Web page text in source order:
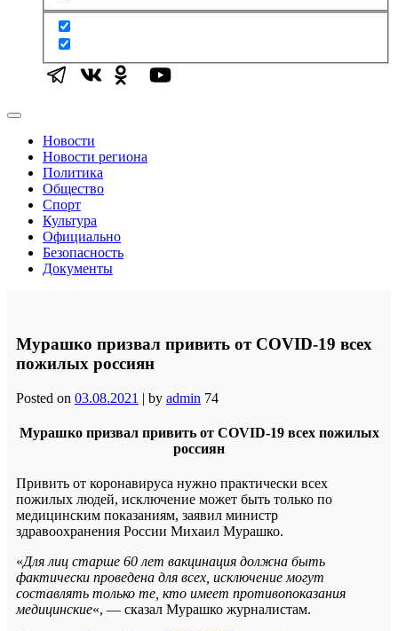
Новости
Новости региона
Политика
Общество
Спорт
Культура
Официально
Безопасность
Документы
Мурашко призвал привить от COVID-19 всех
пожилых россиян
Posted on 03.08.2021 | by admin 74
Мурашко призвал привить от COVID-19 всех пожилых
россиян
Привить от коронавируса нужно практически всех
пожилых людей, исключение может быть только по
медицинским показаниям, заявил министр
здравоохранения России Михаил Мурашко.
«Для лиц старше 60 лет вакцинация должна быть
фактически проведена для всех, исключение могут
составлять только те, кто имеет противопоказания
медицинские«, — сказал Мурашко журналистам.